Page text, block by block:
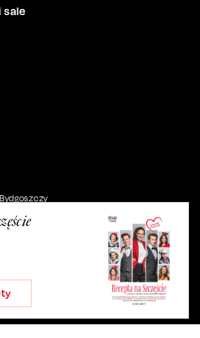
sale
. Wszystkie prawa zastrzeżone.
4/2, 85-227 Bydgoszcz